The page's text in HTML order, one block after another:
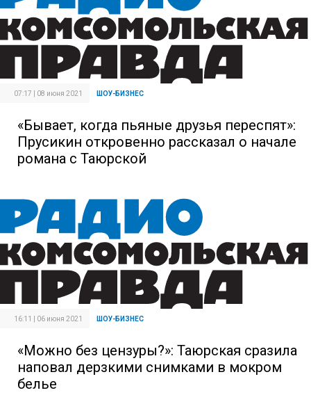
07:17 | 08 июня 2021 ШОУ-БИЗНЕС
«Бывает, когда пьяные друзья переспят»:
Прусикин откровенно рассказал о начале
романа с Таюрской
16:11 | 06 июня 2021 ШОУ-БИЗНЕС
«Можно без цензуры?»: Таюрская сразила
наповал дерзкими снимками в мокром
белье